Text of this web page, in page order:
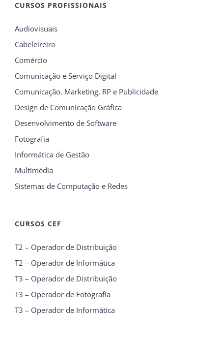
CURSOS PROFISSIONAIS
Audiovisuais
Cabeleireiro
Comércio
Comunicação e Serviço Digital
Comunicação, Marketing, RP e Publicidade
Design de Comunicação Gráfica
Desenvolvimento de Software
Fotografia
Informática de Gestão
Multimédia
Sistemas de Computação e Redes
CURSOS CEF
T2 – Operador de Distribuição
T2 – Operador de Informática
T3 – Operador de Distribuição
T3 – Operador de Fotografia
T3 – Operador de Informática